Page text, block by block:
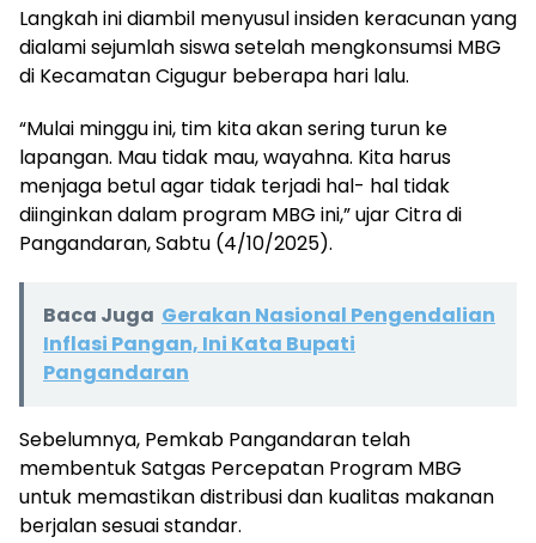
Langkah ini diambil menyusul insiden keracunan yang
dialami sejumlah siswa setelah mengkonsumsi MBG
di Kecamatan Cigugur beberapa hari lalu.
“Mulai minggu ini, tim kita akan sering turun ke
lapangan. Mau tidak mau, wayahna. Kita harus
menjaga betul agar tidak terjadi hal- hal tidak
diinginkan dalam program MBG ini,” ujar Citra di
Pangandaran, Sabtu (4/10/2025).
Baca Juga Gerakan Nasional Pengendalian
Inflasi Pangan, Ini Kata Bupati
Pangandaran
Sebelumnya, Pemkab Pangandaran telah
membentuk Satgas Percepatan Program MBG
untuk memastikan distribusi dan kualitas makanan
berjalan sesuai standar.